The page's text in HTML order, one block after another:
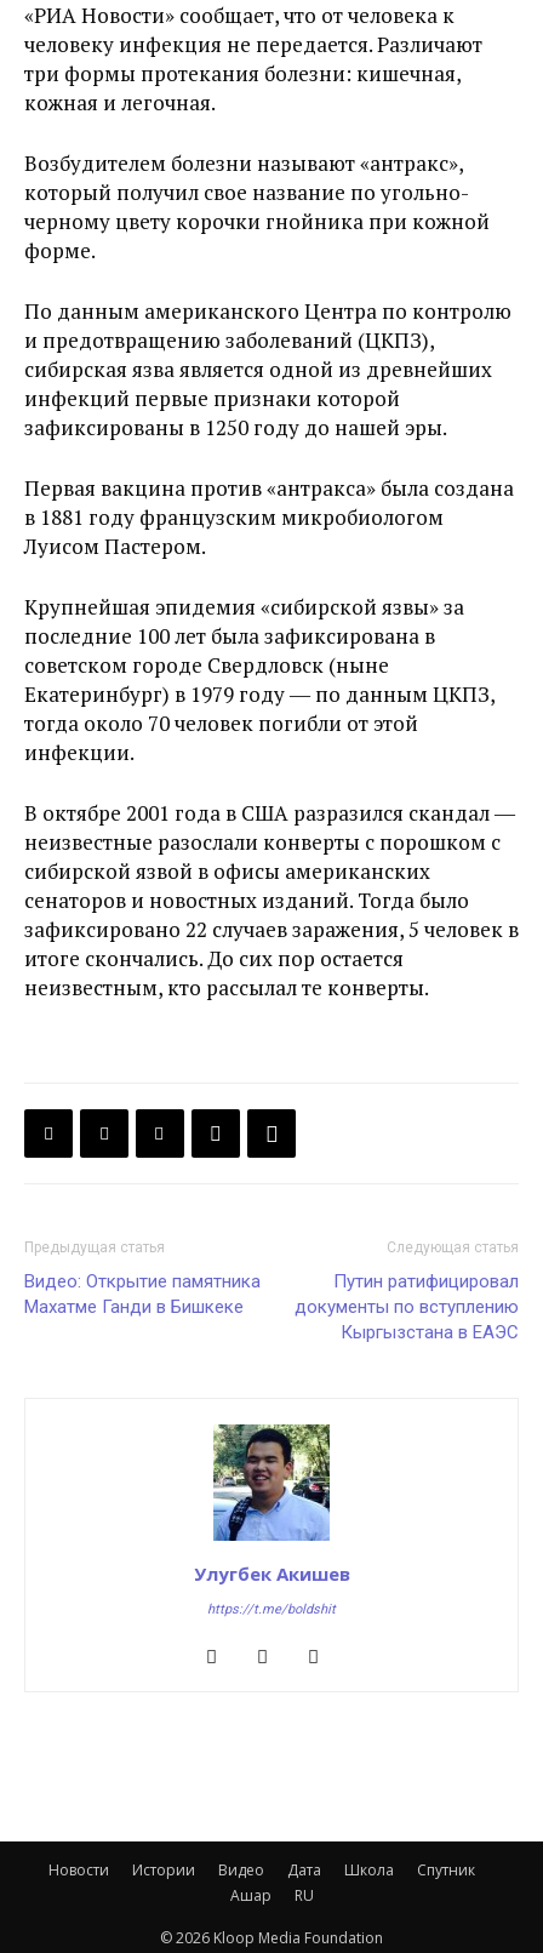
«РИА Новости» сообщает, что от человека к
человеку инфекция не передается. Различают
три формы протекания болезни: кишечная,
кожная и легочная.
Возбудителем болезни называют «антракс»,
который получил свое название по угольно-
черному цвету корочки гнойника при кожной
форме.
По данным американского Центра по контролю
и предотвращению заболеваний (ЦКПЗ),
сибирская язва является одной из древнейших
инфекций первые признаки которой
зафиксированы в 1250 году до нашей эры.
Первая вакцина против «антракса» была создана
в 1881 году французским микробиологом
Луисом Пастером.
Крупнейшая эпидемия «сибирской язвы» за
последние 100 лет была зафиксирована в
советском городе Свердловск (ныне
Екатеринбург) в 1979 году ― по данным ЦКПЗ,
тогда около 70 человек погибли от этой
инфекции.
В октябре 2001 года в США разразился скандал ―
неизвестные разослали конверты с порошком с
сибирской язвой в офисы американских
сенаторов и новостных изданий. Тогда было
зафиксировано 22 случаев заражения, 5 человек в
итоге скончались. До сих пор остается
неизвестным, кто рассылал те конверты.
Предыдущая статья
Видео: Открытие памятника
Махатме Ганди в Бишкеке
Следующая статья
Путин ратифицировал
документы по вступлению
Кыргызстана в ЕАЭС
Улугбек Акишев
https://t.me/boldshit
Новости Истории Видео Дата Школа
Спутник
Ашар
RU
© 2026 Kloop Media Foundation